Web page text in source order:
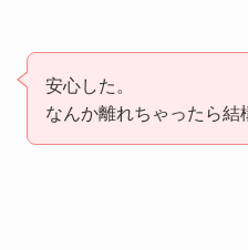
安心した。
なんか離れちゃったら結